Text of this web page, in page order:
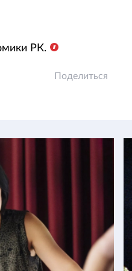
РК.
Поделиться